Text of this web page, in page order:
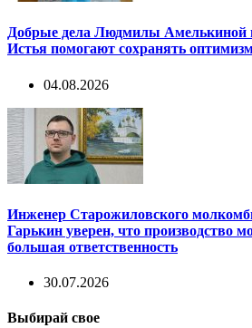
Добрые дела Людмилы Амелькиной
Истья помогают сохранять
04.08.2026
Инженер Старожиловского
Гарькин уверен, что производство
большая ответственность
30.07.2026
Выбирай свое